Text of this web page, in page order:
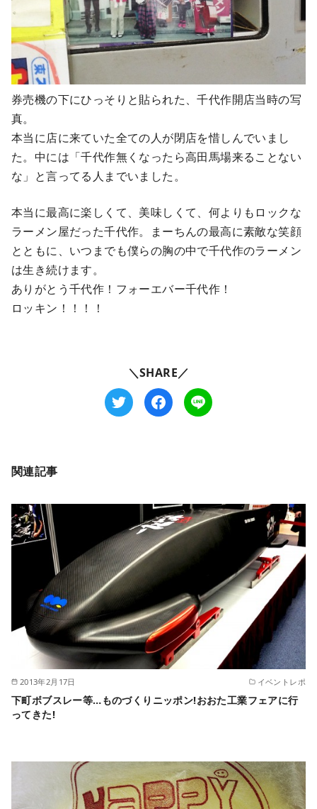
券売機の下にひっそりと貼られた、千代作開店当時の写
真。
本当に店に来ていた全ての人が閉店を惜しんでいまし
た。中には「千代作無くなったら高田馬場来ることない
な」と言ってる人までいました。
本当に最高に楽しくて、美味しくて、何よりもロックな
ラーメン屋だった千代作。まーちんの最高に素敵な笑顔
とともに、いつまでも僕らの胸の中で千代作のラーメン
は生き続けます。
ありがとう千代作！フォーエバー千代作！
ロッキン！！！！
＼SHARE／
関連記事
2013年2月17日 イベントレポ
下町ボブスレー等…ものづくりニッポン!おおた工業フェアに行
ってきた!